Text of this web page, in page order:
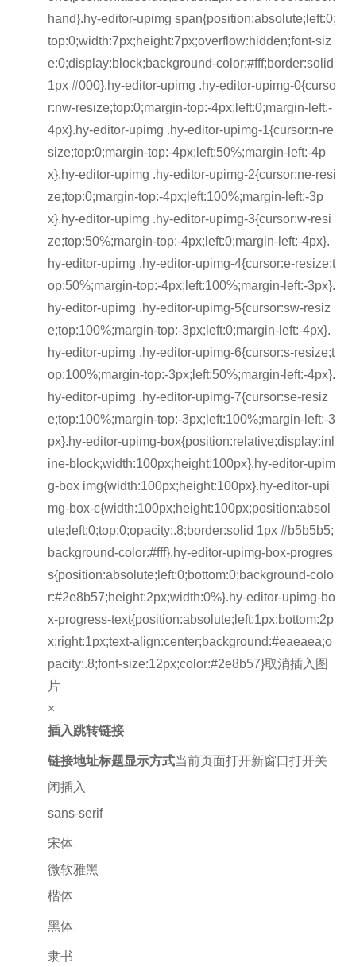
hand}.hy-editor-upimg span{position:absolute;left:0;
top:0;width:7px;height:7px;overflow:hidden;font-siz
e:0;display:block;background-color:#fff;border:solid
1px #000}.hy-editor-upimg .hy-editor-upimg-0{curso
r:nw-resize;top:0;margin-top:-4px;left:0;margin-left:-
4px}.hy-editor-upimg .hy-editor-upimg-1{cursor:n-re
size;top:0;margin-top:-4px;left:50%;margin-left:-4p
x}.hy-editor-upimg .hy-editor-upimg-2{cursor:ne-resi
ze;top:0;margin-top:-4px;left:100%;margin-left:-3p
x}.hy-editor-upimg .hy-editor-upimg-3{cursor:w-resi
ze;top:50%;margin-top:-4px;left:0;margin-left:-4px}.
hy-editor-upimg .hy-editor-upimg-4{cursor:e-resize;t
op:50%;margin-top:-4px;left:100%;margin-left:-3px}.
hy-editor-upimg .hy-editor-upimg-5{cursor:sw-resiz
e;top:100%;margin-top:-3px;left:0;margin-left:-4px}.
hy-editor-upimg .hy-editor-upimg-6{cursor:s-resize;t
op:100%;margin-top:-3px;left:50%;margin-left:-4px}.
hy-editor-upimg .hy-editor-upimg-7{cursor:se-resiz
e;top:100%;margin-top:-3px;left:100%;margin-left:-3
px}.hy-editor-upimg-box{position:relative;display:inl
ine-block;width:100px;height:100px}.hy-editor-upim
g-box img{width:100px;height:100px}.hy-editor-upi
mg-box-c{width:100px;height:100px;position:absol
ute;left:0;top:0;opacity:.8;border:solid 1px #b5b5b5;
background-color:#fff}.hy-editor-upimg-box-progres
s{position:absolute;left:0;bottom:0;background-colo
r:#2e8b57;height:2px;width:0%}.hy-editor-upimg-bo
x-progress-text{position:absolute;left:1px;bottom:2p
x;right:1px;text-align:center;background:#eaeaea;o
pacity:.8;font-size:12px;color:#2e8b57}取消插入图
片
×
插入跳转链接
链接地址标题显示方式当前页面打开新窗口打开关
闭插入
sans-serif
宋体
微软雅黑
楷体
黑体
隶书